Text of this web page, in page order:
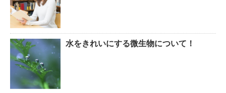
水をきれいにする微生物について！